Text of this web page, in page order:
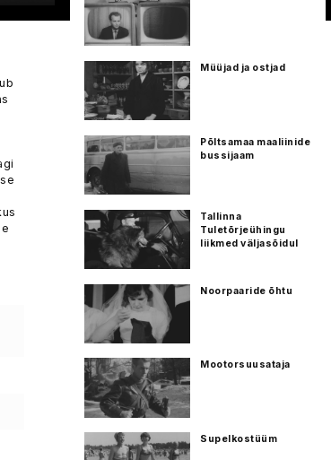
Müüjad ja ostjad
Põltsamaa maaliinide
bussijaam
Tallinna
Tuletõrjeühingu
liikmed väljasõidul
Noorpaaride õhtu
Mootorsuusataja
Supelkostüüm